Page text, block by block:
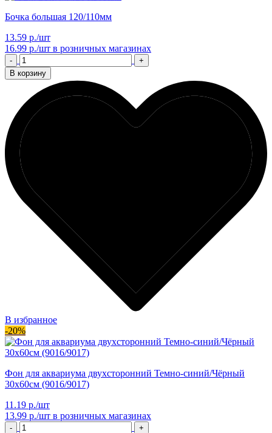
Бочка большая 120/110мм
13.59 р./шт
16.99 р./шт в розничных магазинах
-
+
В корзину
В избранное
-20%
Фон для аквариума двухсторонний Темно-синий/Чёрный
30х60см (9016/9017)
11.19 р./шт
13.99 р./шт в розничных магазинах
- +